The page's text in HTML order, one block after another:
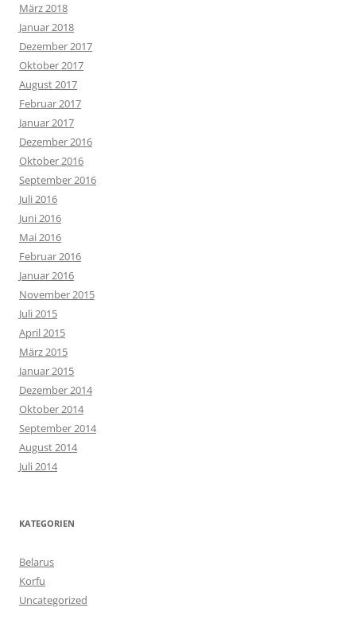
März 2018
Januar 2018
Dezember 2017
Oktober 2017
August 2017
Februar 2017
Januar 2017
Dezember 2016
Oktober 2016
September 2016
Juli 2016
Juni 2016
Mai 2016
Februar 2016
Januar 2016
November 2015
Juli 2015
April 2015
März 2015
Januar 2015
Dezember 2014
Oktober 2014
September 2014
August 2014
Juli 2014
KATEGORIEN
Belarus
Korfu
Uncategorized